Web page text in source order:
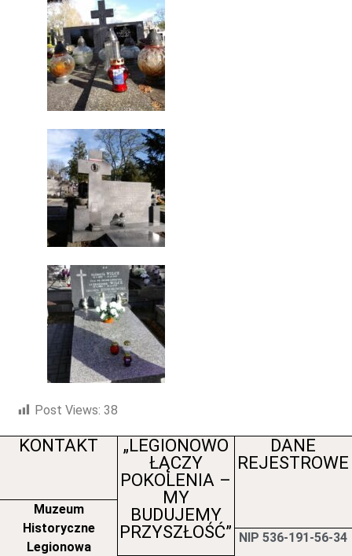
Post Views: 38
KONTAKT
Muzeum
Historyczne
Legionowa
„LEGIONOWO
ŁĄCZY
POKOLENIA –
MY
BUDUJEMY
PRZYSZŁOŚĆ”
DANE
REJESTROWE
NIP 536-191-56-34